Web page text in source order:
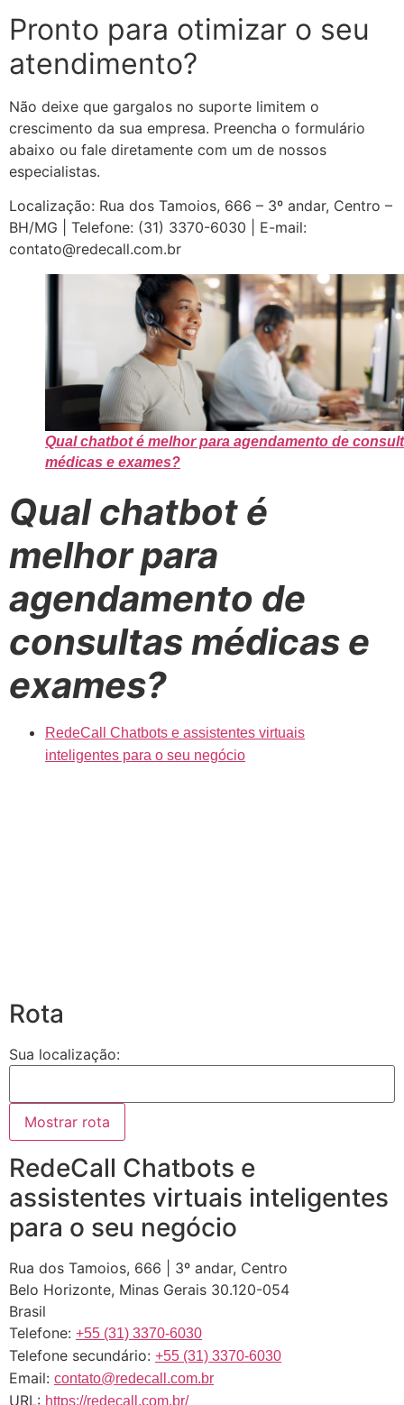
Pronto para otimizar o seu
atendimento?
Não deixe que gargalos no suporte limitem o
crescimento da sua empresa. Preencha o formulário
abaixo ou fale diretamente com um de nossos
especialistas.
Localização: Rua dos Tamoios, 666 – 3º andar, Centro –
BH/MG | Telefone: (31) 3370-6030 | E-mail:
contato@redecall.com.br
Qual chatbot é melhor para agendamento de
médicas e exames?
Qual chatbot é
melhor para
agendamento de
consultas médicas e
exames?
RedeCall Chatbots e assistentes virtuais
inteligentes para o seu negócio
Rota
Sua localização:
RedeCall Chatbots e
assistentes virtuais inteligentes
para o seu negócio
Rua dos Tamoios, 666 | 3º andar, Centro
Belo Horizonte, Minas Gerais 30.120-054
Brasil
Telefone: +55 (31) 3370-6030
Telefone secundário: +55 (31) 3370-6030
Email: contato@redecall.com.br
URL: https://redecall.com.br/